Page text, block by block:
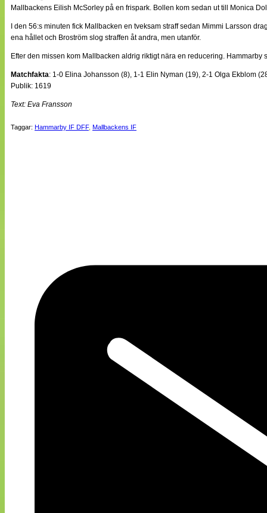
Mallbackens Eilish McSorley på en frispark. Bollen kom sedan ut till Monica
I den 56:s minuten fick Mallbacken en tveksam straff sedan Mimmi Larsson
ena hållet och Broström slog straffen åt andra, men utanför.
Efter den missen kom Mallbacken aldrig riktigt nära en reducering.
Matchfakta: 1-0 Elina Johansson (8), 1-1 Elin Nyman (19), 2-1 Olga Ekblom
Publik: 1619
Text: Eva Fransson
Taggar: Hammarby IF DFF, Mallbackens IF